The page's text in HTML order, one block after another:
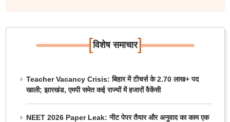
[विशेष समाचार]
Teacher Vacancy Crisis: बिहार में टीचर्स के 2.70 लाख+ पद
खाली; झारखंड, एमपी समेत कई राज्यों में हजारों वैकेंसी
NEET 2026 Paper Leak: नीट पेपर तैयार और अनुवाद का काम एक